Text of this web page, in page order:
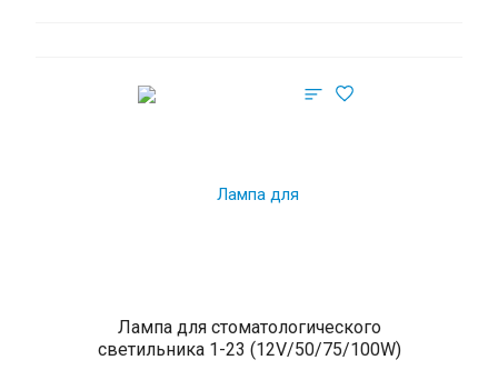
Лампа для стоматологического
светильника 1-23 (12V/50/75/100W)